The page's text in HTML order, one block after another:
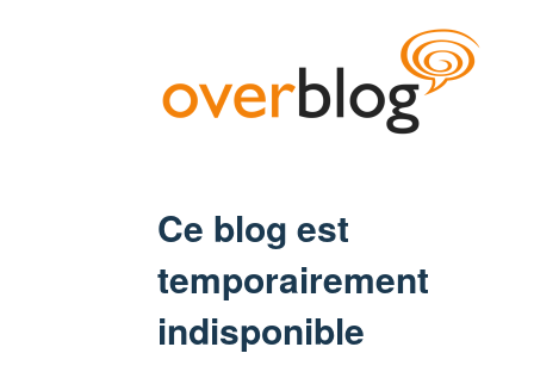
Ce blog est
temporairement
indisponible